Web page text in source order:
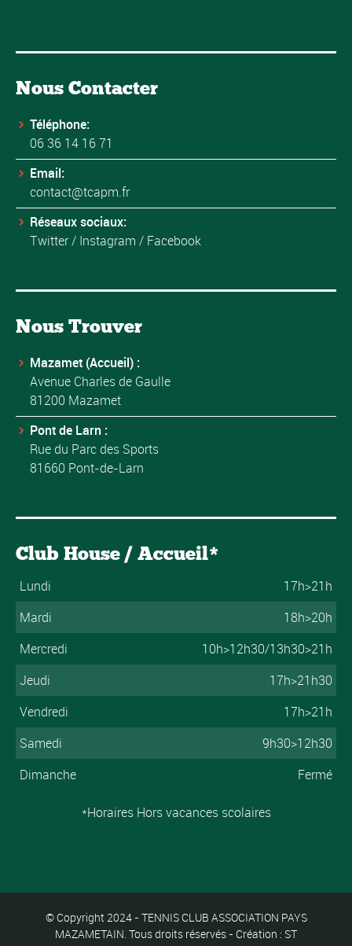
Nous Contacter
Téléphone:
06 36 14 16 71
Email:
contact@tcapm.fr
Réseaux sociaux:
Twitter/ Instagram / Facebook
Nous Trouver
Mazamet (Accueil) :
Avenue Charles de Gaulle
81200 Mazamet
Pont de Larn :
Rue du Parc des Sports
81660 Pont-de-Larn
Club House / Accueil*
Lundi
17h>21h
Mardi
18h>20h
Mercredi
10h>12h30/13h30>21h
Jeudi
17h>21h30
Vendredi
17h>21h
Samedi
9h30>12h30
Dimanche
Fermé
*Horaires Hors vacances scolaires
© Copyright 2024 - TENNIS CLUB ASSOCIATION PAYS
MAZAMETAIN. Tous droits réservés - Création : ST